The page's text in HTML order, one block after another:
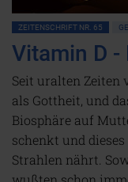
ZEITENSCHRIFT NR. 65
Vitamin D -
Seit uralten Zeiten
als Gottheit, und
Biosphäre auf
schenkt und
Strahlen nährt.